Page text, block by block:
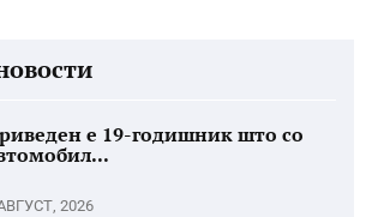
е 19-годишник што со
2026